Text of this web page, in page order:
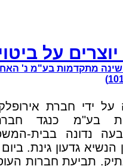
על
שינה מתקדמות בע"מ נ'
על ידי חברת
בע"מ כנגד
נדונה בבית-
תביעת חברות